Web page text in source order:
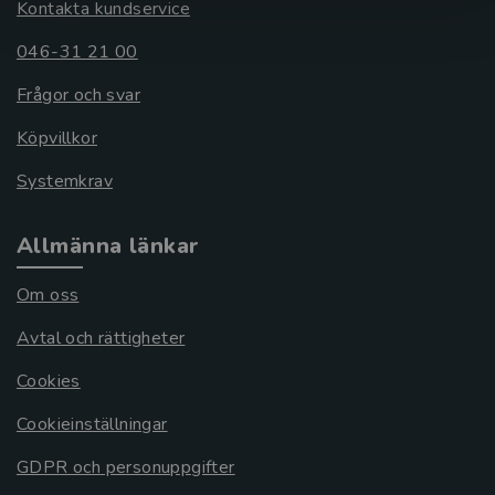
Kontakta kundservice
046-31 21 00
Frågor och svar
Köpvillkor
Systemkrav
Allmänna länkar
Om oss
Avtal och rättigheter
Cookies
Cookieinställningar
GDPR och personuppgifter